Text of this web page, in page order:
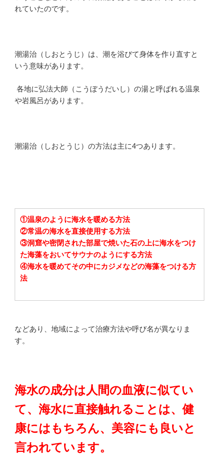
れていたのです。
潮湯治（しおとうじ）は、潮を浴びて身体を作り直すと
いう意味があります。
各地に弘法大師（こうぼうだいし）の湯と呼ばれる温泉
や岩風呂があります。
潮湯治（しおとうじ）の方法は主に4つあります。
①温泉のように海水を暖める方法
②常温の海水を直接使用する方法
③洞窟や密閉された部屋で焼いた石の上に海水をつけ
た海藻をおいてサウナのようにする方法
④海水を暖めてその中にカジメなどの海藻をつける方
法
などあり、地域によって治療方法や呼び名が異なりま
す。
海水の成分は人間の血液に似てい
て、海水に直接触れることは、健
康にはもちろん、美容にも良いと
言われています。